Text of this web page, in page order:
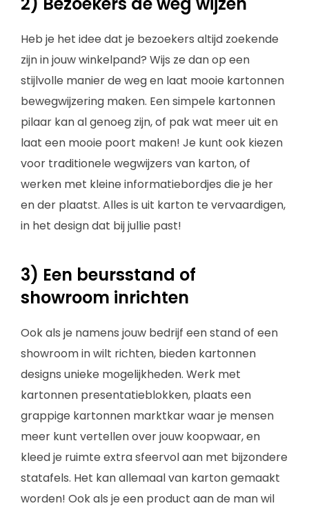
Heb je het idee dat je bezoekers altijd zoekende
zijn in jouw winkelpand? Wijs ze dan op een
stijlvolle manier de weg en laat mooie kartonnen
bewegwijzering maken. Een simpele kartonnen
pilaar kan al genoeg zijn, of pak wat meer uit en
laat een mooie poort maken! Je kunt ook kiezen
voor traditionele wegwijzers van karton, of
werken met kleine informatiebordjes die je her
en der plaatst. Alles is uit karton te vervaardigen,
in het design dat bij jullie past!
3) Een beursstand of
showroom inrichten
Ook als je namens jouw bedrijf een stand of een
showroom in wilt richten, bieden kartonnen
designs unieke mogelijkheden. Werk met
kartonnen presentatieblokken, plaats een
grappige kartonnen marktkar waar je mensen
meer kunt vertellen over jouw koopwaar, en
kleed je ruimte extra sfeervol aan met bijzondere
statafels. Het kan allemaal van karton gemaakt
worden! Ook als je een product aan de man wil